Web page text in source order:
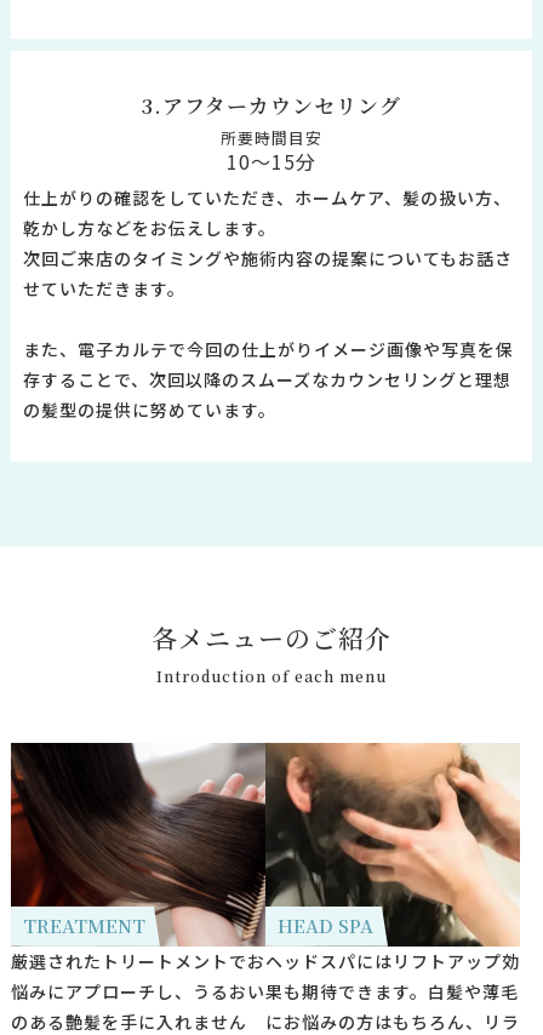
3.アフターカウンセリング
所要時間目安
10～15分
仕上がりの確認をしていただき、ホームケア、髪の扱い方、
乾かし方などをお伝えします。
次回ご来店のタイミングや施術内容の提案についてもお話さ
せていただきます。
また、電子カルテで今回の仕上がりイメージ画像や写真を保
存することで、次回以降のスムーズなカウンセリングと理想
の髪型の提供に努めています。
各メ ニュ ーの ご紹介
Introduction of each menu
TREATMENT
厳選されたトリートメントでお
悩みにアプローチし、うるおい
のある艶髪を手に入れません
HEAD SPA
ヘッドスパにはリフトアップ効
果も期待できます。白髪や薄毛
にお悩みの方はもちろん、リラ